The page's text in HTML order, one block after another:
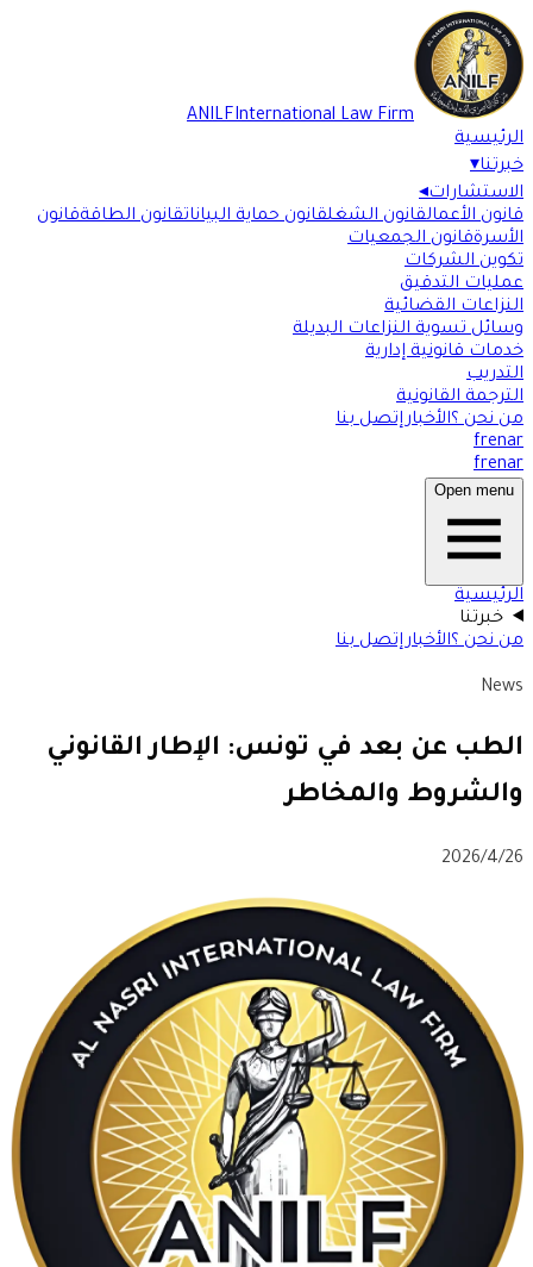
ANILFInternational Law Firm
الرئيسية
خبرتنا▾
الاستشارات◂
قانون الأعمالقانون الشغلقانون حماية البياناتقانون الطاقةقانون
الأسرةقانون الجمعيات
تكوين الشركات
عمليات التدقيق
النزاعات القضائية
وسائل تسوية النزاعات البديلة
خدمات قانونية إدارية
التدريب
الترجمة القانونية
من نحن ؟الأخبارإتصل بنا
frenar
frenar
Open menu
الرئيسية
خبرتنا
من نحن ؟الأخبارإتصل بنا
News
الطب عن بعد في تونس: الإطار القانوني
والشروط والمخاطر
26‏/4‏/2026